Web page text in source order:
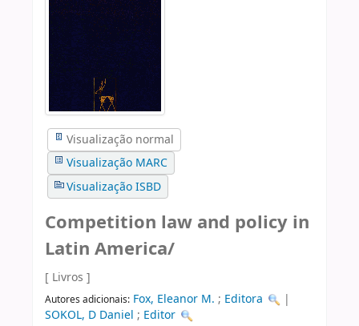
Visualização normal
Visualização MARC
Visualização ISBD
Competition law and policy in
Latin America/
[ Livros ]
Autores adicionais: Fox, Eleanor M. ; Editora
|
SOKOL, D Daniel ; Editor